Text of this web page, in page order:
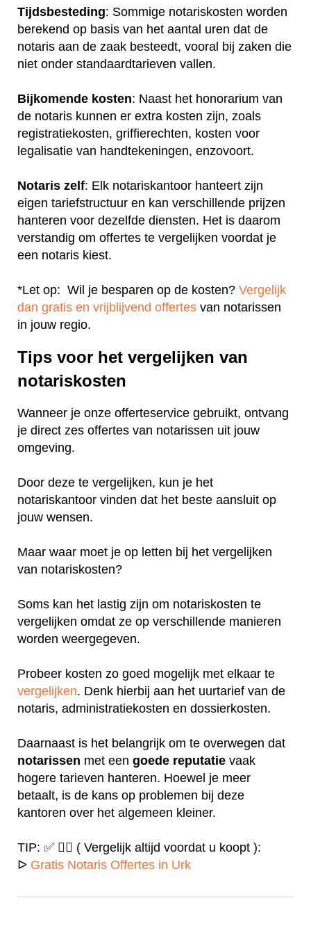
Tijdsbesteding: Sommige notariskosten worden
berekend op basis van het aantal uren dat de
notaris aan de zaak besteedt, vooral bij zaken die
niet onder standaardtarieven vallen.
Bijkomende kosten: Naast het honorarium van
de notaris kunnen er extra kosten zijn, zoals
registratiekosten, griffierechten, kosten voor
legalisatie van handtekeningen, enzovoort.
Notaris zelf: Elk notariskantoor hanteert zijn
eigen tariefstructuur en kan verschillende prijzen
hanteren voor dezelfde diensten. Het is daarom
verstandig om offertes te vergelijken voordat je
een notaris kiest.
*Let op: Wil je besparen op de kosten? Vergelijk
dan gratis en vrijblijvend offertes van notarissen
in jouw regio.
Tips voor het vergelijken van
notariskosten
Wanneer je onze offerteservice gebruikt, ontvang
je direct zes offertes van notarissen uit jouw
omgeving.
Door deze te vergelijken, kun je het
notariskantoor vinden dat het beste aansluit op
jouw wensen.
Maar waar moet je op letten bij het vergelijken
van notariskosten?
Soms kan het lastig zijn om notariskosten te
vergelijken omdat ze op verschillende manieren
worden weergegeven.
Probeer kosten zo goed mogelijk met elkaar te
vergelijken. Denk hierbij aan het uurtarief van de
notaris, administratiekosten en dossierkosten.
Daarnaast is het belangrijk om te overwegen dat
notarissen met een goede reputatie vaak
hogere tarieven hanteren. Hoewel je meer
betaalt, is de kans op problemen bij deze
kantoren over het algemeen kleiner.
TIP: ✅ ✍🏻 ( Vergelijk altijd voordat u koopt ):
ᐅ Gratis Notaris Offertes in Urk